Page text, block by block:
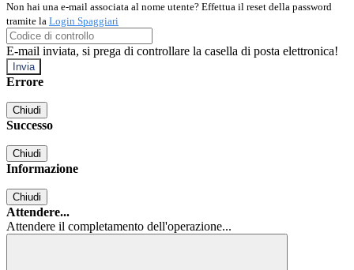
Non hai una e-mail associata al nome utente? Effettua il reset della password
tramite la Login Spaggiari
E-mail inviata, si prega di controllare la casella di posta elettronica!
Errore
Chiudi
Successo
Chiudi
Informazione
Chiudi
Attendere...
Attendere il completamento dell'operazione...